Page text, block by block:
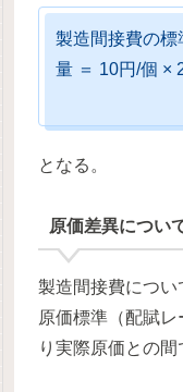
製造間接費の標
量 ＝ 10円/個 ×
となる。
原価差異につい
製造間接費につ
原価標準（配賦
り実際原価との間